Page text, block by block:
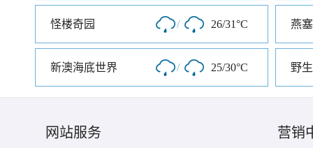
怪楼奇园 / 26/31°C 燕
新澳海底世界 / 25/30°C 野
网站服务 营销